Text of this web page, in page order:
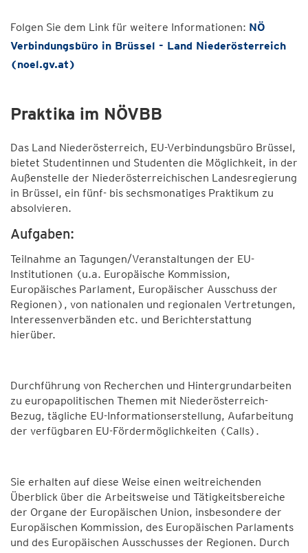
Folgen Sie dem Link für weitere Informationen: NÖ
Verbindungsbüro in Brüssel - Land Niederösterreich
(noel.gv.at)
Praktika im NÖVBB
Das Land Niederösterreich, EU-Verbindungsbüro Brüssel,
bietet Studentinnen und Studenten die Möglichkeit, in der
Außenstelle der Niederösterreichischen Landesregierung
in Brüssel, ein fünf- bis sechsmonatiges Praktikum zu
absolvieren.
Aufgaben:
Teilnahme an Tagungen/Veranstaltungen der EU-
Institutionen (u.a. Europäische Kommission,
Europäisches Parlament, Europäischer Ausschuss der
Regionen), von nationalen und regionalen Vertretungen,
Interessenverbänden etc. und Berichterstattung
hierüber.
Durchführung von Recherchen und Hintergrundarbeiten
zu europapolitischen Themen mit Niederösterreich-
Bezug, tägliche EU-Informationserstellung, Aufarbeitung
der verfügbaren EU-Fördermöglichkeiten (Calls).
Sie erhalten auf diese Weise einen weitreichenden
Überblick über die Arbeitsweise und Tätigkeitsbereiche
der Organe der Europäischen Union, insbesondere der
Europäischen Kommission, des Europäischen Parlaments
und des Europäischen Ausschusses der Regionen. Durch